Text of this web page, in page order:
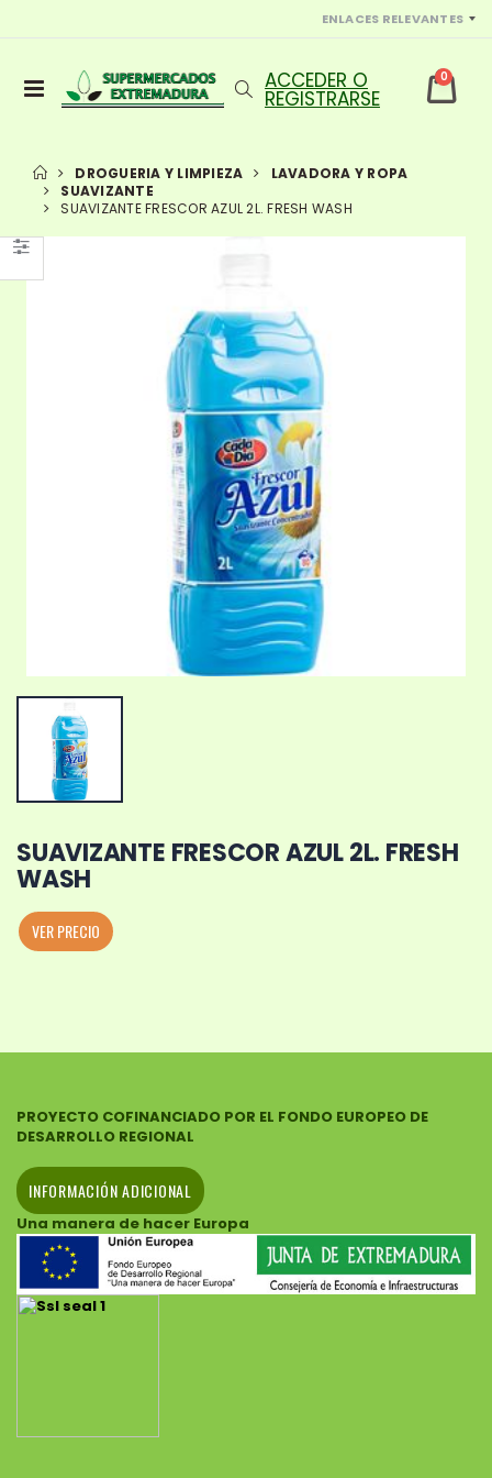
ENLACES RELEVANTES
0
DROGUERIA Y LIMPIEZA
LAVADORA Y ROPA
SUAVIZANTE
SUAVIZANTE FRESCOR AZUL 2L. FRESH WASH
SUAVIZANTE FRESCOR AZUL 2L. FRESH
WASH
VER PRECIO
PROYECTO COFINANCIADO POR EL FONDO EUROPEO DE
DESARROLLO REGIONAL
INFORMACIÓN ADICIONAL
Una manera de hacer Europa